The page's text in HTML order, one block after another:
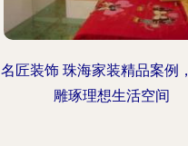
名匠装饰 珠海家装精品案例
雕琢理想生活空间